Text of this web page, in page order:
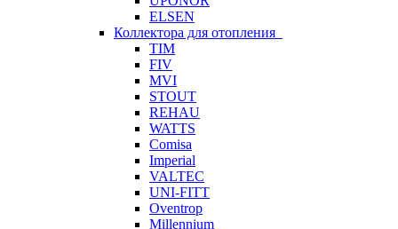
ELSEN
Коллектора для отопления
TIM
FIV
MVI
STOUT
REHAU
WATTS
Comisa
Imperial
VALTEC
UNI-FITT
Oventrop
Millennium